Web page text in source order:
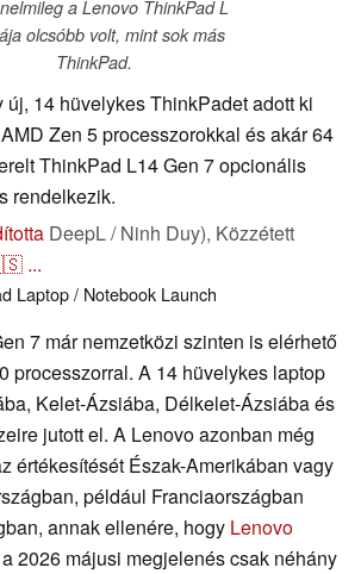
a Lenovo ThinkPad L
olcsóbb volt, mint sok más
ThinkPad.
új, 14 hüvelykes ThinkPadet adott ki
Zen 5 processzorokkal és akár 64
ThinkPad L14 Gen 7 opcionális
rendelkezik.
DeepL / Ninh Duy), Közzétett
...
Laptop / Notebook Launch
7 már nemzetközi szinten is elérhető
processzorral. A 14 hüvelykes laptop
Kelet-Ázsiába, Délkelet-Ázsiába és
jutott el. A Lenovo azonban még
értékesítését Észak-Amerikában vagy
például Franciaországban
annak ellenére, hogy Lenovo
a 2026 májusi megjelenés csak néhány